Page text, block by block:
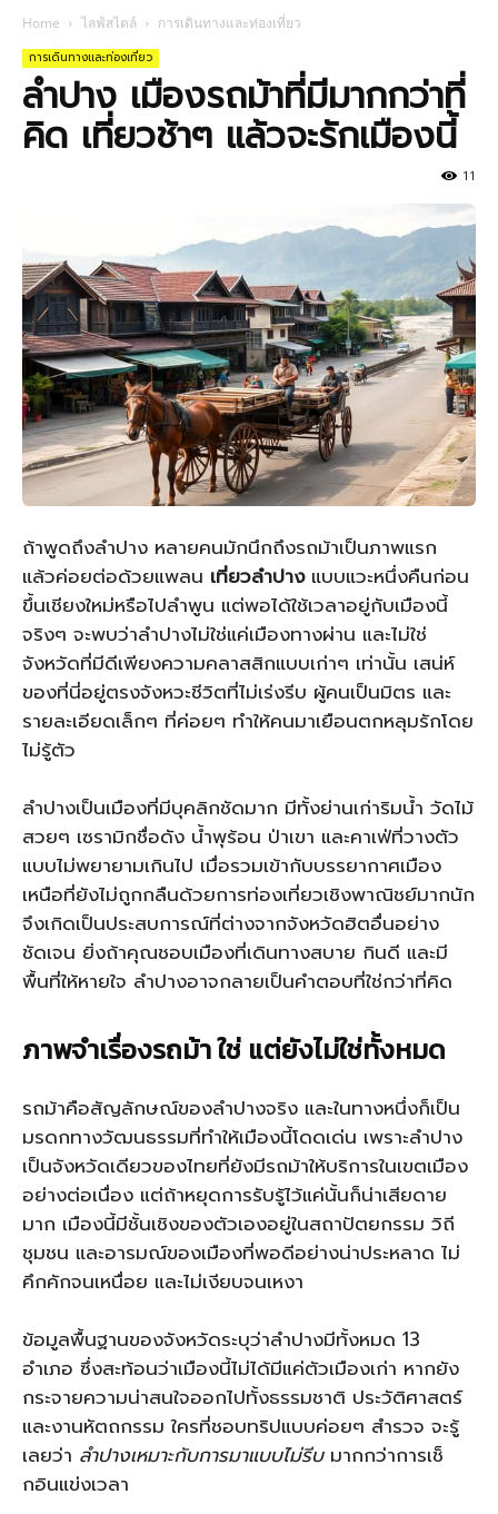
Home ไลฟ์สไตล์ การเดินทางและท่องเที่ยว
การเดินทางและท่องเที่ยว
ลำปาง เมืองรถม้าที่มีมากกว่าที่
คิด เที่ยวช้าๆ แล้วจะรักเมืองนี้
11
ถ้าพูดถึงลำปาง หลายคนมักนึกถึงรถม้าเป็นภาพแรก
แล้วค่อยต่อด้วยแพลน เที่ยวลำปางแบบแวะหนึ่งคืนก่อน
ขึ้นเชียงใหม่หรือไปลำพูน แต่พอได้ใช้เวลาอยู่กับเมืองนี้
จริงๆ จะพบว่าลำปางไม่ใช่แค่เมืองทางผ่าน และไม่ใช่
จังหวัดที่มีดีเพียงความคลาสสิกแบบเก่าๆ เท่านั้น เสน่ห์
ของที่นี่อยู่ตรงจังหวะชีวิตที่ไม่เร่งรีบ ผู้คนเป็นมิตร และ
รายละเอียดเล็กๆ ที่ค่อยๆ ทำให้คนมาเยือนตกหลุมรักโดย
ไม่รู้ตัว
ลำปางเป็นเมืองที่มีบุคลิกชัดมาก มีทั้งย่านเก่าริมน้ำ วัดไม้
สวยๆ เซรามิกชื่อดัง น้ำพุร้อน ป่าเขา และคาเฟ่ที่วางตัว
แบบไม่พยายามเกินไป เมื่อรวมเข้ากับบรรยากาศเมือง
เหนือที่ยังไม่ถูกกลืนด้วยการท่องเที่ยวเชิงพาณิชย์มากนัก
จึงเกิดเป็นประสบการณ์ที่ต่างจากจังหวัดฮิตอื่นอย่าง
ชัดเจน ยิ่งถ้าคุณชอบเมืองที่เดินทางสบาย กินดี และมี
พื้นที่ให้หายใจ ลำปางอาจกลายเป็นคำตอบที่ใช่กว่าที่คิด
ภาพจำเรื่องรถม้า ใช่ แต่ยังไม่ใช่ทั้งหมด
รถม้าคือสัญลักษณ์ของลำปางจริง และในทางหนึ่งก็เป็น
มรดกทางวัฒนธรรมที่ทำให้เมืองนี้โดดเด่น เพราะลำปาง
เป็นจังหวัดเดียวของไทยที่ยังมีรถม้าให้บริการในเขตเมือง
อย่างต่อเนื่อง แต่ถ้าหยุดการรับรู้ไว้แค่นั้นก็น่าเสียดาย
มาก เมืองนี้มีชั้นเชิงของตัวเองอยู่ในสถาปัตยกรรม วิถี
ชุมชน และอารมณ์ของเมืองที่พอดีอย่างน่าประหลาด ไม่
คึกคักจนเหนื่อย และไม่เงียบจนเหงา
ข้อมูลพื้นฐานของจังหวัดระบุว่าลำปางมีทั้งหมด 13
อำเภอ ซึ่งสะท้อนว่าเมืองนี้ไม่ได้มีแค่ตัวเมืองเก่า หากยัง
กระจายความน่าสนใจออกไปทั้งธรรมชาติ ประวัติศาสตร์
และงานหัตถกรรม ใครที่ชอบทริปแบบค่อยๆ สำรวจ จะรู้
เลยว่า ลำปางเหมาะกับการมาแบบไม่รีบมากกว่าการเช็
กอินแข่งเวลา